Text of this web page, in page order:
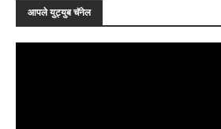
आपले युट्युब चॅनेल